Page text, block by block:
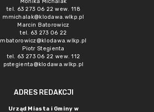
tel. 63 273 06 22 wew. 118
mmichalak@klodawa.wlkp.pl
Marcin Batorowicz
tel. 63 273 06 22
mbatorowicz@klodawa.wlkp.pl
Piotr Stegienta
tel. 63 273 06 22 wew. 112
pstegienta@klodawa.wlkp.pl
ADRES REDAKCJI
Urząd Miasta i Gminy w